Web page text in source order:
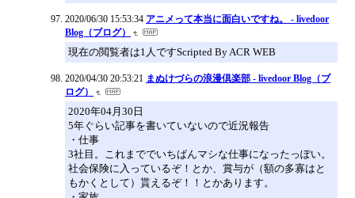
2020/06/30 15:53:34 アニメって本当に面白いですね。 - livedoor
Blog（ブログ）
現在の閲覧者は1人ですScripted By ACR WEB
2020/04/30 20:53:21 まぬけづらの浪漫倶楽部 - livedoor Blog（ブ
ログ）
2020年04月30日
5年ぐらい記事を書いていないので近況報告
・仕事
3社目。これまででいちばんマシな仕事になったっぽい。
社会保険に入っているぞ！とか、賞与が（額の多寡はと
もかくとして）貰えるぞ！！とかあります。